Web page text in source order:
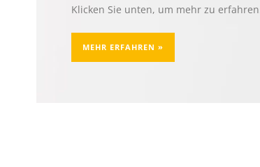
Klicken Sie unten, um mehr zu
MEHR ERFAHREN »